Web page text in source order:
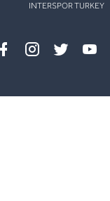
INTERSPOR TURKEY